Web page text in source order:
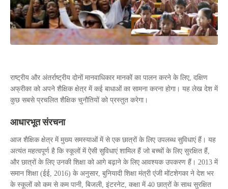
राष्ट्रीय और अंतर्राष्ट्रीय दोनों मानवाधिकार मानकों का पालन करने के लिए, दक्षिण
अफ्रीका को अपने शैक्षिक क्षेत्र में कई बाधाओं का सामना करना होगा। यह लेख देश में
कुछ सबसे प्रचलित शैक्षिक चुनौतियों को प्रस्तुत करेगा।
आधारभूत संरचना
आज शैक्षिक क्षेत्र में मुख्य समस्याओं में से एक छात्रों के लिए उपलब्ध सुविधाएं हैं। यह
अत्यंत महत्वपूर्ण है कि स्कूलों में ऐसी सुविधाएं शामिल हैं जो बच्चों के लिए सुरक्षित हैं,
और छात्रों के लिए उनकी शिक्षा को आगे बढ़ाने के लिए आवश्यक उपकरण हैं। 2013 में
समान शिक्षा (ईई, 2016) के अनुसार, बुनियादी शिक्षा मंत्री एंजी मोंटशेगका ने देश भर
के स्कूलों को कम से कम पानी, बिजली, इंटरनेट, कक्षा में 40 छात्रों के साथ सुरक्षित